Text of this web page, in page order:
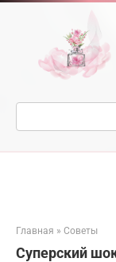
Перейти
Поиск:
Главная » Советы
Суперский